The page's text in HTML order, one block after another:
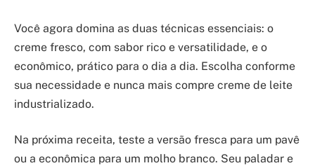
Você agora domina as duas técnicas essenciais: o
creme fresco, com sabor rico e versatilidade, e o
econômico, prático para o dia a dia. Escolha conforme
sua necessidade e nunca mais compre creme de leite
industrializado.
Na próxima receita, teste a versão fresca para um pavê
ou a econômica para um molho branco. Seu paladar e